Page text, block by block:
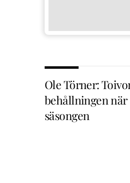
Ole Törner:
behållningen när
säsongen